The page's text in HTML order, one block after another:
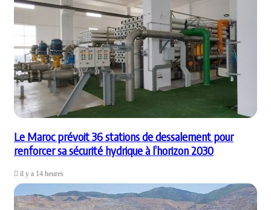
Le Maroc prévoit 36 stations de dessalement pour
renforcer sa sécurité hydrique à l’horizon 2030
il y a 14 heures